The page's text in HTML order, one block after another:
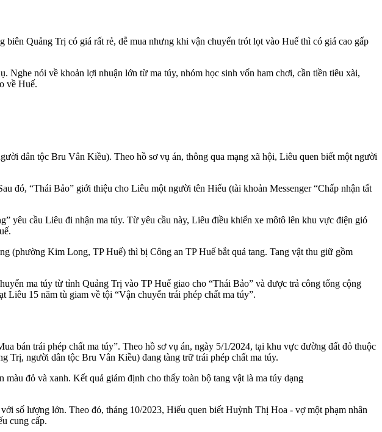
Quảng Trị có giá rất rẻ, dễ mua nhưng khi vận chuyển trót lọt vào Huế thì có giá cao gấp
Nghe nói về khoản lợi nhuận lớn từ ma túy, nhóm học sinh vốn ham chơi, cần tiền tiêu xài,
về Huế.
dân tộc Bru Vân Kiều). Theo hồ sơ vụ án, thông qua mạng xã hội, Liêu quen biết một người
đó, “Thái Bảo” giới thiệu cho Liêu một người tên Hiếu (tài khoản Messenger “Chấp nhận tất
yêu cầu Liêu đi nhận ma túy. Từ yêu cầu này, Liêu điều khiển xe môtô lên khu vực điện gió
(phường Kim Long, TP Huế) thì bị Công an TP Huế bắt quả tang. Tang vật thu giữ gồm
ma túy từ tỉnh Quảng Trị vào TP Huế giao cho “Thái Bảo” và được trả công tổng cộng
15 năm tù giam về tội “Vận chuyển trái phép chất ma túy”.
bán trái phép chất ma túy”. Theo hồ sơ vụ án, ngày 5/1/2024, tại khu vực đường đất đỏ thuộc
Trị, người dân tộc Bru Vân Kiều) đang tàng trữ trái phép chất ma túy.
đỏ và xanh. Kết quả giám định cho thấy toàn bộ tang vật là ma túy dạng
số lượng lớn. Theo đó, tháng 10/2023, Hiếu quen biết Huỳnh Thị Hoa - vợ một phạm nhân
cung cấp.